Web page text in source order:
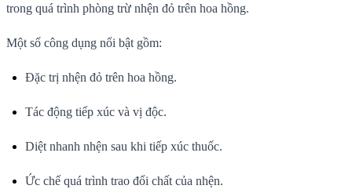
trong quá trình phòng trừ nhện đỏ trên hoa hồng.
Một số công dụng nổi bật gồm:
Đặc trị nhện đỏ trên hoa hồng.
Tác động tiếp xúc và vị độc.
Diệt nhanh nhện sau khi tiếp xúc thuốc.
Ức chế quá trình trao đổi chất của nhện.